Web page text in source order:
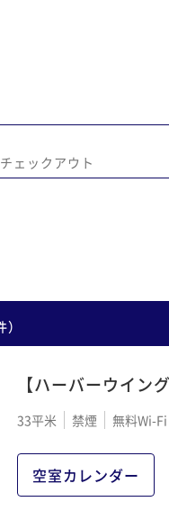
して
なん
出来て
で、
てる
開い
聞き
で、
た
ぎ ・
慌た
てい
以上
ありか
チェックアウト
）
【ハーバーウイ
33平米 禁煙 無料Wi-Fi
空室カレンダー